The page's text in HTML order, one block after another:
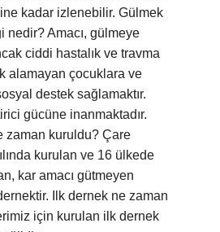
kadar izlenebilir. Gülmek
nedir? Amacı, gülmeye
ciddi hastalık ve travma
alamayan çocuklara ve
destek sağlamaktır.
gücüne inanmaktadır.
zaman kuruldu? Çare
kurulan ve 16 ülkede
kar amacı gütmeyen
Ilk dernek ne zaman
için kurulan ilk dernek